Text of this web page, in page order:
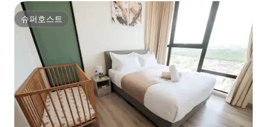
슈퍼호스트
슈퍼호스트